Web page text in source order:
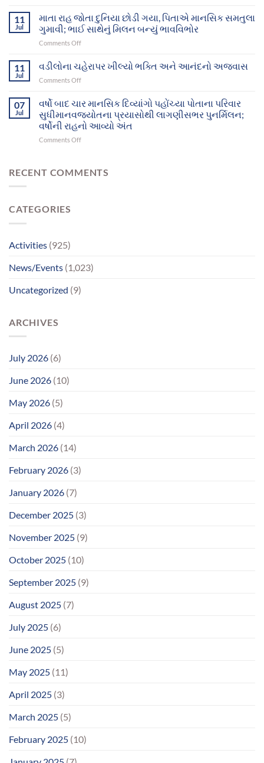
માનસિક
દિવ્યાંગો
સુધી
આશ્રમનાં
12
મનોરોગીઓભુજથી
પોતાના
પરિવાર
સુધી
11
Jul
માતા રાહ જોતા દુનિયા છોડી ગયા, પિતાએ માનસિક સમતુલા
ગુમાવી; ભાઈ સાથેનું મિલન બન્યું ભાવવિભોર
Comments Offon
રાહ
જોતા
દુનિયા
ગયા,
પિતાએ
માનસિક
મિલન
11
Jul
વડીલોના ચહેરાપર ખીલ્યો ભક્તિ અને આનંદનો અજવાસ
Comments Offon
ખીલ્યો
ભક્તિ
અને
આનંદનો
07
Jul
વર્ષો બાદ ચાર માનસિક દિવ્યાંગો પહોંચ્યા પોતાના પરિવાર
સુધીમાનવજ્યોતના પ્રયાસોથી લાગણીસભર પુનર્મિલન;
વર્ષોની રાહનો આવ્યો અંત
Comments Offon
ચાર
વર્ષોની
RECENT COMMENTS
CATEGORIES
Activities (925)
News/Events (1,023)
Uncategorized (9)
ARCHIVES
July 2026 (6)
June 2026 (10)
May 2026 (5)
April 2026 (4)
March 2026 (14)
February 2026 (3)
January 2026 (7)
December 2025 (3)
November 2025 (9)
October 2025 (10)
September 2025 (9)
August 2025 (7)
July 2025 (6)
June 2025 (5)
May 2025 (11)
April 2025 (3)
March 2025 (5)
February 2025 (10)